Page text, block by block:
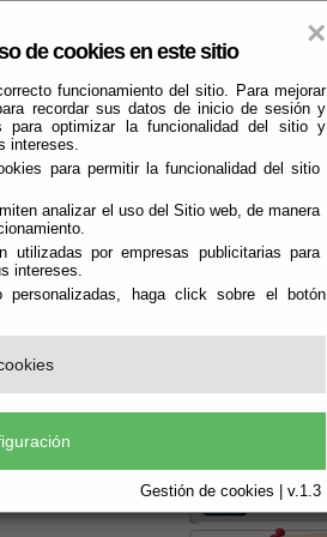
×
de cookies en este sitio
funcionamiento del sitio. Para mejorar
recordar sus datos de inicio de sesión y
para optimizar la funcionalidad del sitio y
intereses.
para permitir la funcionalidad del sitio
analizar el uso del Sitio web, de manera
utilizadas por empresas publicitarias para
intereses.
haga click sobre el botón
Gestión de cookies | v.1.3